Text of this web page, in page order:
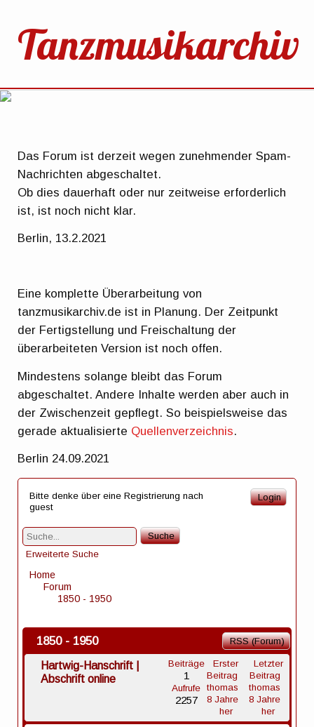
Tanzmusikarchiv
Das Forum ist derzeit wegen zunehmender Spam-
Nachrichten abgeschaltet.
Ob dies dauerhaft oder nur zeitweise erforderlich
ist, ist noch nicht klar.
Berlin, 13.2.2021
Eine komplette Überarbeitung von
tanzmusikarchiv.de ist in Planung. Der Zeitpunkt
der Fertigstellung und Freischaltung der
überarbeiteten Version ist noch offen.
Mindestens solange bleibt das Forum
abgeschaltet. Andere Inhalte werden aber auch in
der Zwischenzeit gepflegt. So beispielsweise das
gerade aktualisierte Quellenverzeichnis.
Berlin 24.09.2021
Bitte denke über eine Registrierung nach
guest
Login
Suche
Erweiterte Suche
Home
Forum
1850 - 1950
RSS (Forum)
1850 - 1950
Hartwig-Hanschrift |
Abschrift online
Letzter
Beitrag
thomas
8 Jahre
her
Erster
Beitrag
thomas
8 Jahre
her
Beiträge
1
Aufrufe
2257